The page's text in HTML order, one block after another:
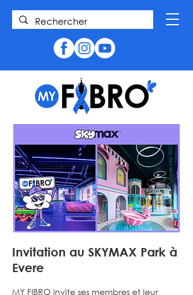
Invitation au SKYMAX Park à
Evere
MY FIBRO invite ses membres et leur